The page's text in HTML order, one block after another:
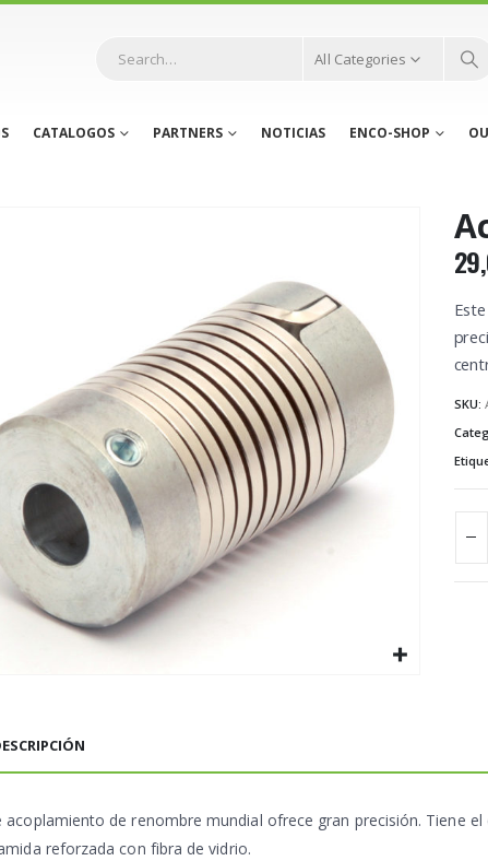
All Categories
CATALOGOS PARTNERS NOTICIAS ENCO-SHOP
SKU:
acoplamiento de renombre mundial ofrece gran precisión. Tiene
reforzada con fibra de vidrio.